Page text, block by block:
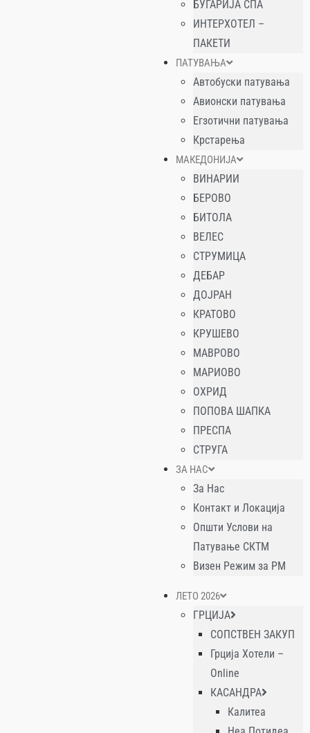
БУГАРИЈА СПА
ИНТЕРХОТЕЛ –
ПАКЕТИ
ПАТУВАЊА
Автобуски патувања
Авионски патувања
Егзотични патувања
Крстарења
МАКЕДОНИЈА
ВИНАРИИ
БЕРОВО
БИТОЛА
ВЕЛЕС
СТРУМИЦА
ДЕБАР
ДОЈРАН
КРАТОВО
КРУШЕВО
МАВРОВО
МАРИОВО
ОХРИД
ПОПОВА ШАПКА
ПРЕСПА
СТРУГА
ЗА НАС
За Нас
Контакт и Локација
Општи Услови на
Патување СКТМ
Визен Режим за РМ
ЛЕТО 2026
ГРЦИЈА
СОПСТВЕН ЗАКУП
Грција Хотели –
Online
КАСАНДРА
Калитеа